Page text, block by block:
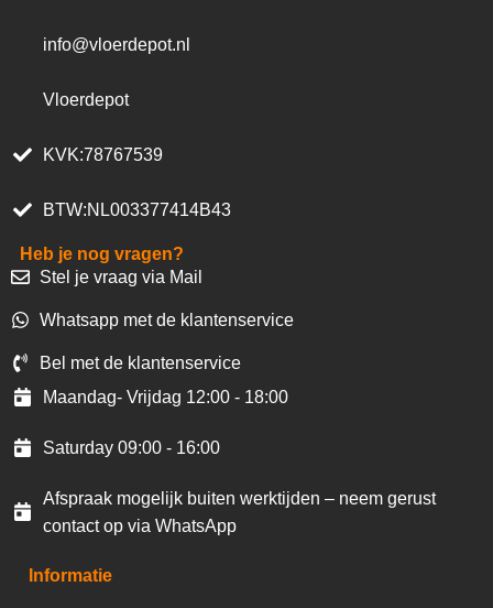
info@vloerdepot.nl
Vloerdepot
KVK:78767539
BTW:NL003377414B43
Heb je nog vragen?
Stel je vraag via Mail
Whatsapp met de klantenservice
Bel met de klantenservice
Maandag- Vrijdag 12:00 - 18:00
Saturday 09:00 - 16:00
Afspraak mogelijk buiten werktijden – neem gerust
contact op via WhatsApp
Informatie